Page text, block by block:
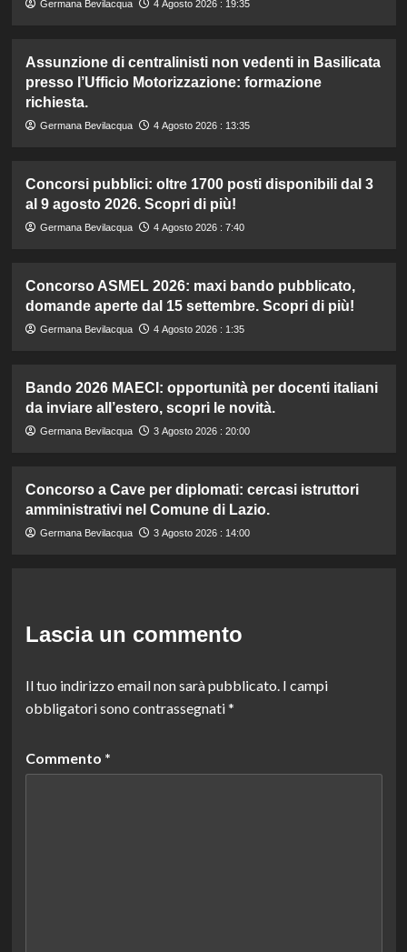
Germana Bevilacqua 4 Agosto 2026 : 19:35
Assunzione di centralinisti non vedenti in Basilicata
presso l’Ufficio Motorizzazione: formazione
richiesta.
Germana Bevilacqua 4 Agosto 2026 : 13:35
Concorsi pubblici: oltre 1700 posti disponibili dal 3
al 9 agosto 2026. Scopri di più!
Germana Bevilacqua 4 Agosto 2026 : 7:40
Concorso ASMEL 2026: maxi bando pubblicato,
domande aperte dal 15 settembre. Scopri di più!
Germana Bevilacqua 4 Agosto 2026 : 1:35
Bando 2026 MAECI: opportunità per docenti italiani
da inviare all’estero, scopri le novità.
Germana Bevilacqua 3 Agosto 2026 : 20:00
Concorso a Cave per diplomati: cercasi istruttori
amministrativi nel Comune di Lazio.
Germana Bevilacqua 3 Agosto 2026 : 14:00
Lascia un commento
Il tuo indirizzo email non sarà pubblicato. I campi
obbligatori sono contrassegnati*
Commento *